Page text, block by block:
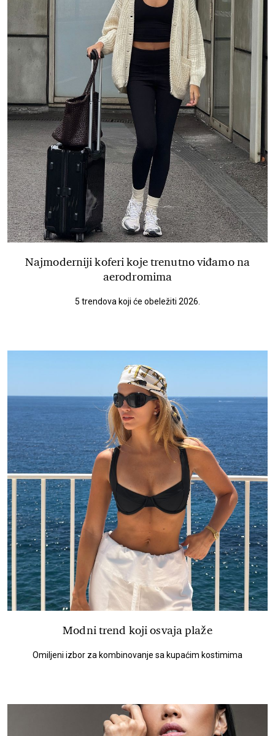
Najmoderniji koferi koje trenutno viđamo na
aerodromima
5 trendova koji će obeležiti 2026.
Modni trend koji osvaja plaže
Omiljeni izbor za kombinovanje sa kupaćim kostimima